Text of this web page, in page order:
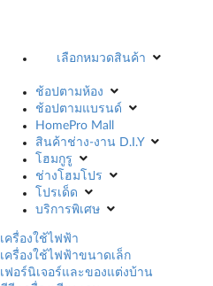
เลือกหมวดสินค้า
ช้อปตามห้อง
ช้อปตามแบรนด์
HomePro Mall
สินค้าช่าง-งาน D.I.Y
โฮมกูรู
ช่างโฮมโปร
โปรเด็ด
บริการพิเศษ
เครื่องใช้ไฟฟ้า
เครื่องใช้ไฟฟ้าขนาดเล็ก
เฟอร์นิเจอร์และของแต่งบ้าน